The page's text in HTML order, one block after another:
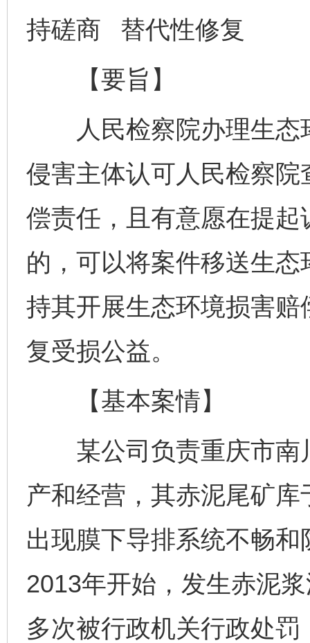
持磋商 替代性修复
【要旨】
人民检察院办理生态
侵害主体认可人民检察
偿责任，且有意愿在提
的，可以将案件移送生
持其开展生态环境损害
复受损公益。
【基本案情】
某公司负责重庆市南
产和经营，其赤泥尾矿
出现膜下导排系统不畅
2013年开始，发生赤泥
多次被行政机关行政处